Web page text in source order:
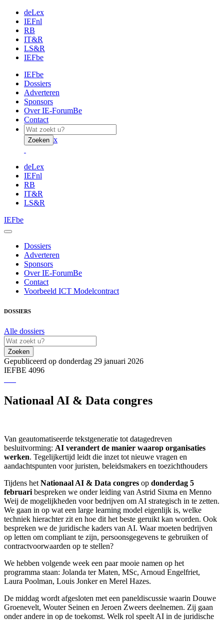
deLex
IEFnl
RB
IT&R
LS&R
IEFbe
IEFbe
Dossiers
Adverteren
Sponsors
Over IE-ForumBe
Contact
Zoeken x
deLex
IEFnl
RB
IT&R
LS&R
IEFbe
Dossiers
Adverteren
Sponsors
Over IE-ForumBe
Contact
Voorbeeld ICT Modelcontract
DOSSIERS
Alle dossiers
Zoeken
Gepubliceerd op donderdag 29 januari 2026
IEFBE 4096
Nationaal AI & Data congres
Van geautomatiseerde tekstgeneratie tot datagedreven
besluitvorming: AI verandert de manier waarop organisaties
werken. Tegelijkertijd leidt die inzet tot nieuwe vragen en
aandachtspunten voor juristen, beleidsmakers en toezichthouders
Tijdens het Nationaal AI & Data congres op donderdag 5
februari bespreken we onder leiding van Astrid Sixma en Menno
Weij de mogelijkheden voor bedrijven om AI strategisch in te zetten.
We gaan in op wat een large learning model eigenlijk is, welke
techniek hierachter zit en hoe dit het beste geruikt kan worden. Ook
bespreken we de juridische kaders van AI. Waar moeten bedrijven
op letten om compliant te zijn, persoonsgegevens te gebruiken of
contractvoorwaarden op te stellen?
We hebben volgende week een paar mooie namen op het
programma staan: Jolanda ter Maten, MSc, Arnoud Engelfriet,
Laura Poolman, Louis Jonker en Merel Hazes.
De middag wordt afgesloten met een paneldiscussie waarin Douwe
Groenevelt, Wouter Seinen en Jeroen Zweers deelnemen. Zij gaan
onder andere in op de toekomst. Welk rol speelt AI in de juridische